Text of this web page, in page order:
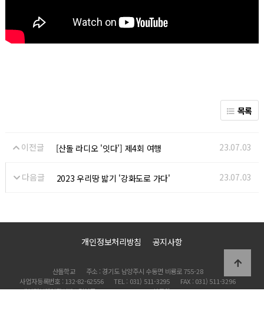
목록
이전글 [산돌 라디오 '잇다'] 제4회 여행 23.07.03
다음글 2023 우리땅 밟기 '강화도로 가다' 23.07.03
개인정보처리방침 공지사항
산돌학교
주소 : 경기도 남양주시 수동면 비룡로 755-28
사업자등록번호 : 132-82-62556
TEL : 031) 511-3295
FAX : 031) 511-3296
개인정보책임관리자 : 김영주
Copyright 2002 산돌학교 All Rights Reserved.